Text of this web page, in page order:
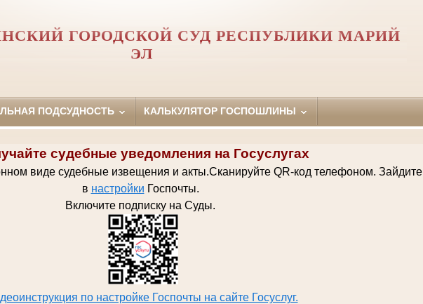
ГОРОДСКОЙ СУД РЕСПУБЛИКИ МАРИЙ
ЭЛ
ПОДСУДНОСТЬ КАЛЬКУЛЯТОР ГОСПОШЛИНЫ
судебные уведомления на Госуслугах
виде судебные извещения и акты.Сканируйте QR-код телефоном. Зайдите
в настройки Госпочты.
Включите подписку на Суды.
по настройке Госпочты на сайте Госуслуг.